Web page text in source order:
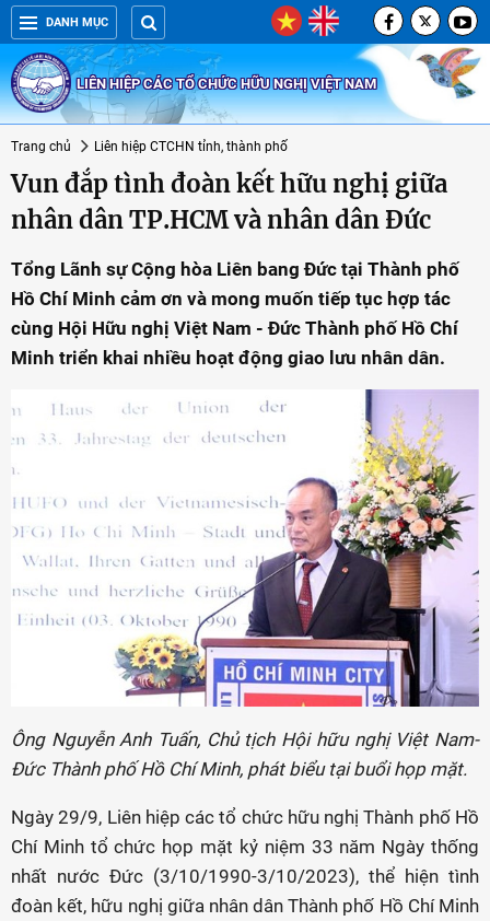
DANH MỤC
LIÊN HIỆP CÁC TỔ CHỨC HỮU NGHỊ VIỆT NAM
Trang chủ Liên hiệp CTCHN tỉnh, thành phố
Vun đắp tình đoàn kết hữu nghị giữa
nhân dân TP.HCM và nhân dân Đức
Tổng Lãnh sự Cộng hòa Liên bang Đức tại Thành phố
Hồ Chí Minh cảm ơn và mong muốn tiếp tục hợp tác
cùng Hội Hữu nghị Việt Nam - Đức Thành phố Hồ Chí
Minh triển khai nhiều hoạt động giao lưu nhân dân.
Ông Nguyễn Anh Tuấn, Chủ tịch Hội hữu nghị Việt Nam-
Đức Thành phố Hồ Chí Minh, phát biểu tại buổi họp mặt.
Ngày 29/9, Liên hiệp các tổ chức hữu nghị Thành phố Hồ
Chí Minh tổ chức họp mặt kỷ niệm 33 năm Ngày thống
nhất nước Đức (3/10/1990-3/10/2023), thể hiện tình
đoàn kết, hữu nghị giữa nhân dân Thành phố Hồ Chí Minh